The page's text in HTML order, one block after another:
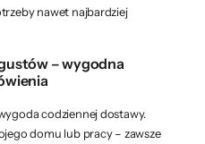
nawet najbardziej
– wygodna
codziennej dostawy.
domu lub pracy – zawsze